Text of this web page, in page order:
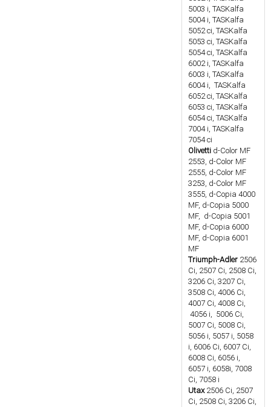
5003 i, TASKalfa
5004 i, TASKalfa
5052 ci, TASKalfa
5053 ci, TASKalfa
5054 ci, TASKalfa
6002 i, TASKalfa
6003 i, TASKalfa
6004 i, TASKalfa
6052 ci, TASKalfa
6053 ci, TASKalfa
6054 ci, TASKalfa
7004 i, TASKalfa
7054 ci
Olivetti d-Color MF
2553, d-Color MF
2555, d-Color MF
3253, d-Color MF
3555, d-Copia 4000
MF, d-Copia 5000
MF, d-Copia 5001
MF, d-Copia 6000
MF, d-Copia 6001
MF
Triumph-Adler 2506
Ci, 2507 Ci, 2508 Ci,
3206 Ci, 3207 Ci,
3508 Ci, 4006 Ci,
4007 Ci, 4008 Ci,
4056 i, 5006 Ci,
5007 Ci, 5008 Ci,
5056 i, 5057 i, 5058
i, 6006 Ci, 6007 Ci,
6008 Ci, 6056 i,
6057 i, 6058i, 7008
Ci, 7058 i
Utax2506 Ci, 2507
Ci, 2508 Ci, 3206 Ci,